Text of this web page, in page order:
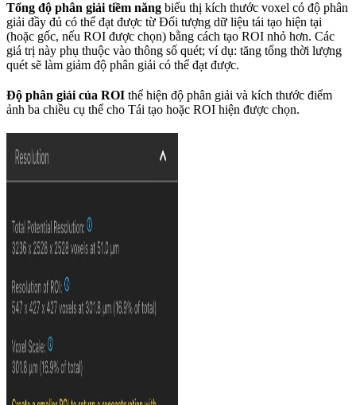
Tổng độ phân giải tiềm năng biểu thị kích thước voxel có độ phân
giải đầy đủ có thể đạt được từ Đối tượng dữ liệu tái tạo hiện tại
(hoặc gốc, nếu ROI được chọn) bằng cách tạo ROI nhỏ hơn. Các
giá trị này phụ thuộc vào thông số quét; ví dụ: tăng tổng thời lượng
quét sẽ làm giảm độ phân giải có thể đạt được.
Độ phân giải của ROI thể hiện độ phân giải và kích thước điểm
ảnh ba chiều cụ thể cho Tái tạo hoặc ROI hiện được chọn.